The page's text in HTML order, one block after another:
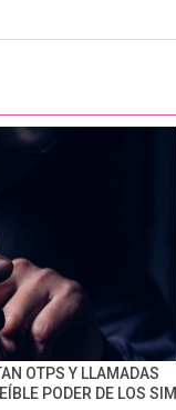
OTPS Y LLAMADAS
PODER DE LOS SIM